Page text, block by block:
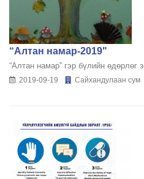
“Алтан намар-2019"
“Алтан намар” гэр бүлийн өдөрлөг
2019-09-19 Сайхандулаан сум